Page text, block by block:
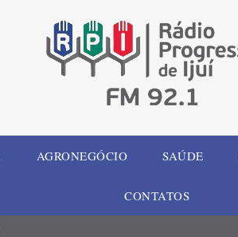
AGRONEGÓCIO SAÚDE
CONTATOS